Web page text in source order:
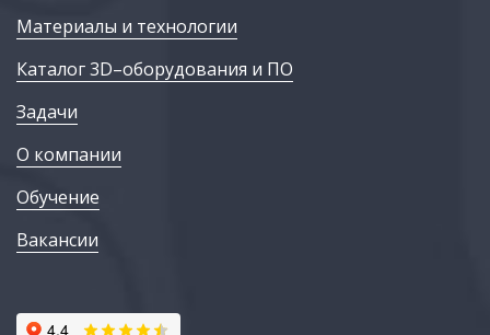
Материалы и технологии
Каталог 3D–оборудования и ПО
Задачи
О компании
Обучение
Вакансии